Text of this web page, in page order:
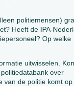
politiemensen)
Heeft de IPA-
Op welke
uitwisselen.
over
van de politie komt op